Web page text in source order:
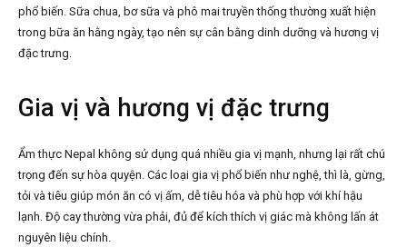
phổ biến. Sữa chua, bơ sữa và phô mai truyền thống thường xuất hiện
trong bữa ăn hằng ngày, tạo nên sự cân bằng dinh dưỡng và hương vị
đặc trưng.
Gia vị và hương vị đặc trưng
Ẩm thực Nepal không sử dụng quá nhiều gia vị mạnh, nhưng lại rất chú
trọng đến sự hòa quyện. Các loại gia vị phổ biến như nghệ, thì là, gừng,
tỏi và tiêu giúp món ăn có vị ấm, dễ tiêu hóa và phù hợp với khí hậu
lạnh. Độ cay thường vừa phải, đủ để kích thích vị giác mà không lấn át
nguyên liệu chính.